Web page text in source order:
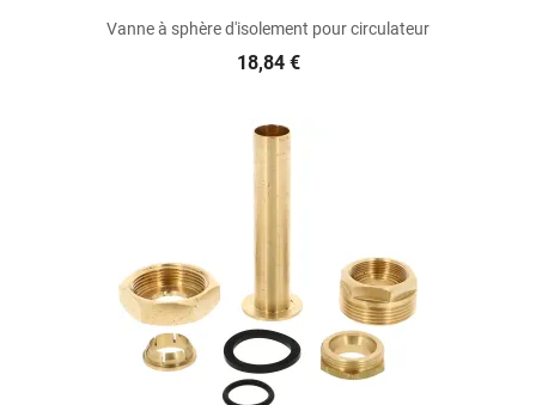
Vanne à sphère d'isolement pour circulateur
18,84 €